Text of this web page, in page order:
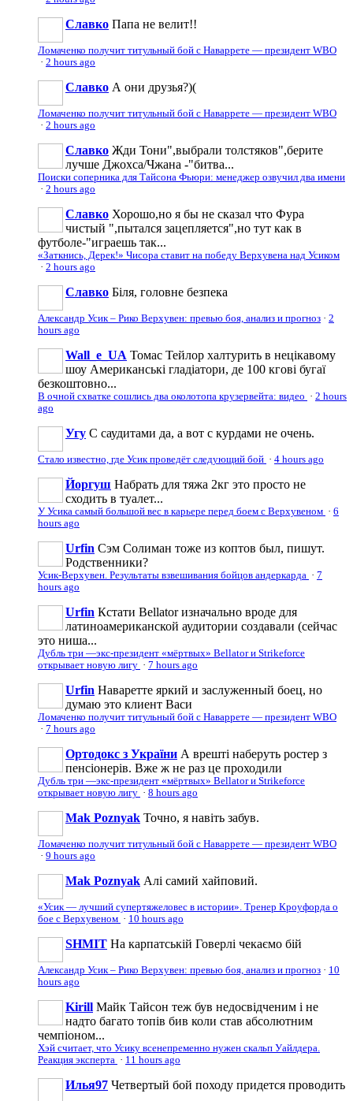
Славко Папа не велит!!
Ломаченко получит титульный бой с Наваррете — президент WBO
· 2 hours ago
Славко А они друзья?)(
Ломаченко получит титульный бой с Наваррете — президент WBO
· 2 hours ago
Славко Жди Тони",выбрали толстяков",берите
лучше Джохса/Чжана -"битва...
Поиски соперника для Тайсона Фьюри: менеджер озвучил два имени
· 2 hours ago
Славко Хорошо,но я бы не сказал что Фура
чистый ",пытался зацепляется",но тут как в
футболе-"играешь так...
«Заткнись, Дерек!» Чисора ставит на победу Верхувена над Усиком
· 2 hours ago
Славко Біля, головне безпека
Александр Усик – Рико Верхувен: превью боя, анализ и прогноз · 2
hours ago
Wall_e_UA Томас Тейлор халтурить в нецікавому
шоу Американські гладіатори, де 100 кгові бугаї
безкоштовно...
В очной схватке сошлись два околотопа крузервейта: видео · 2 hours
ago
Угу С саудитами да, а вот с курдами не очень.
Стало известно, где Усик проведёт следующий бой · 4 hours ago
Йоргуш Набрать для тяжа 2кг это просто не
сходить в туалет...
У Усика самый большой вес в карьере перед боем с Верхувеном · 6
hours ago
Urfin Сэм Солиман тоже из коптов был, пишут.
Родственники?
Усик-Верхувен. Результаты взвешивания бойцов андеркарда · 7
hours ago
Urfin Кстати Bellator изначально вроде для
латиноамериканской аудитории создавали (сейчас
это ниша...
Дубль три —экс-президент «мёртвых» Bellator и Strikeforce
открывает новую лигу · 7 hours ago
Urfin Наваретте яркий и заслуженный боец, но
думаю это клиент Васи
Ломаченко получит титульный бой с Наваррете — президент WBO
· 7 hours ago
Ортодокс з України А врешті наберуть ростер з
пенсіонерів. Вже ж не раз це проходили
Дубль три —экс-президент «мёртвых» Bellator и Strikeforce
открывает новую лигу · 8 hours ago
Mak Poznyak Точно, я навіть забув.
Ломаченко получит титульный бой с Наваррете — президент WBO
· 9 hours ago
Mak Poznyak Алі самий хайповий.
«Усик — лучший супертяжеловес в истории». Тренер Кроуфорда о
бое с Верхувеном · 10 hours ago
SHMIT На карпатській Говерлі чекаємо бій
Александр Усик – Рико Верхувен: превью боя, анализ и прогноз · 10
hours ago
Kirill Майк Тайсон теж був недосвідченим і не
надто багато топів бив коли став абсолютним
чемпіоном...
Хэй считает, что Усику всенепременно нужен скальп Уайлдера.
Реакция эксперта · 11 hours ago
Илья97 Четвертый бой походу придется проводить